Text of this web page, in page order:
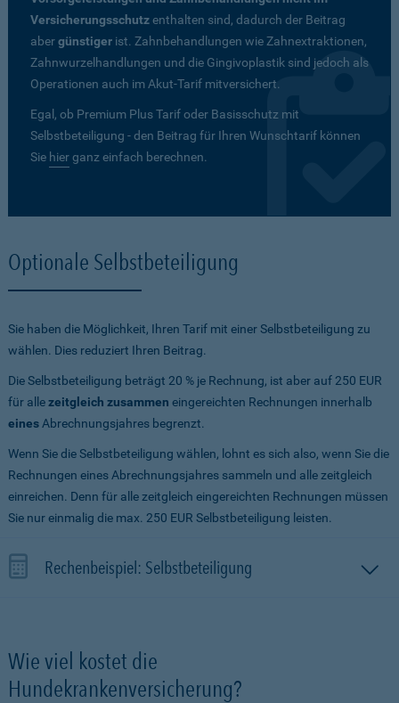
Versicherungsschutzenthalten sind, dadurch der Beitrag
abergünstiger ist. Zahnbehandlungen wie Zahnextraktionen,
Zahnwurzelhandlungen und die Gingivoplastik sind jedoch als
Operationen auch im Akut-Tarif mitversichert.
Egal, ob Premium Plus Tarif oder Basisschutz mit
Selbstbeteiligung - den Beitrag für Ihren Wunschtarif können
Sie hierganz einfach berechnen.
Optionale Selbstbeteiligung
Sie haben die Möglichkeit, Ihren Tarif mit einer Selbstbeteiligung zu
wählen. Dies reduziert Ihren Beitrag.
Die Selbstbeteiligung beträgt 20 % je Rechnung, ist aber auf 250 EUR
für allezeitgleich zusammen eingereichten Rechnungen innerhalb
eines Abrechnungsjahres begrenzt.
Wenn Sie die Selbstbeteiligung wählen, lohnt es sich also, wenn Sie die
Rechnungen eines Abrechnungsjahres sammeln und alle zeitgleich
einreichen. Denn für alle zeitgleich eingereichten Rechnungen müssen
Sie nur einmalig die max. 250 EUR Selbstbeteiligung leisten.
Rechenbeispiel: Selbstbeteiligung
Wie viel kostet die
Hundekrankenversicherung?